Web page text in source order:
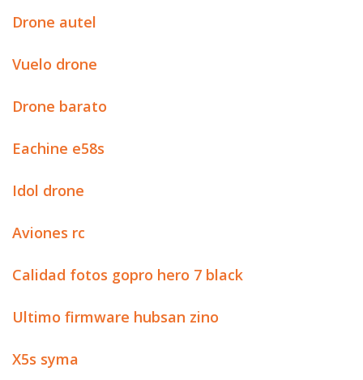
Drone autel
Vuelo drone
Drone barato
Eachine e58s
Idol drone
Aviones rc
Calidad fotos gopro hero 7 black
Ultimo firmware hubsan zino
X5s syma